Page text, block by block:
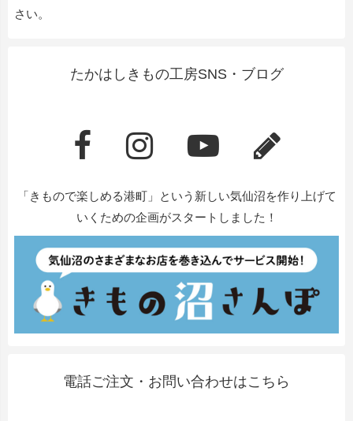
さい。
たかはしきもの工房SNS・ブログ
「きもので楽しめる港町」という新しい気仙沼を作り上げて
いくための企画がスタートしました！
電話ご注文・お問い合わせはこちら